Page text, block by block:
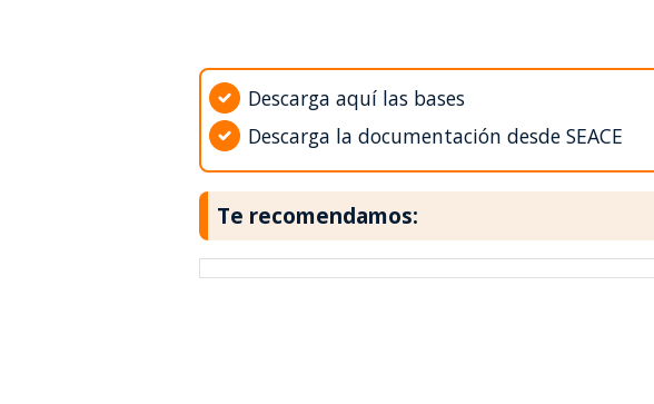
Descarga aquí las bases
Descarga la documentación desde SEACE
Te recomendamos: